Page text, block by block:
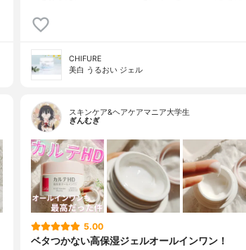
CHIFURE
美白 うるおい ジェル
スキンケア&ヘアケアマニア大学生
ぎんむぎ
5.00
ベタつかない高保湿ジェルオールインワン！